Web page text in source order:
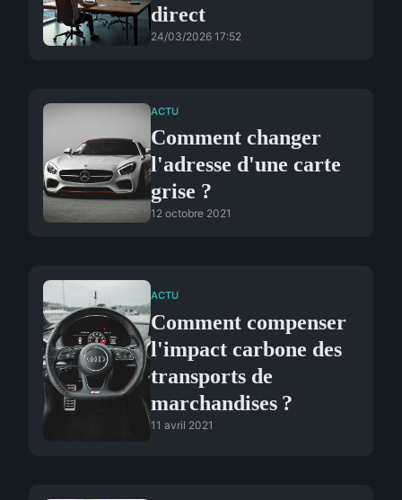
direct
24/03/2026 17:52
ACTU
Comment changer
l'adresse d'une carte
grise ?
12 octobre 2021
ACTU
Comment compenser
l'impact carbone des
transports de
marchandises ?
11 avril 2021